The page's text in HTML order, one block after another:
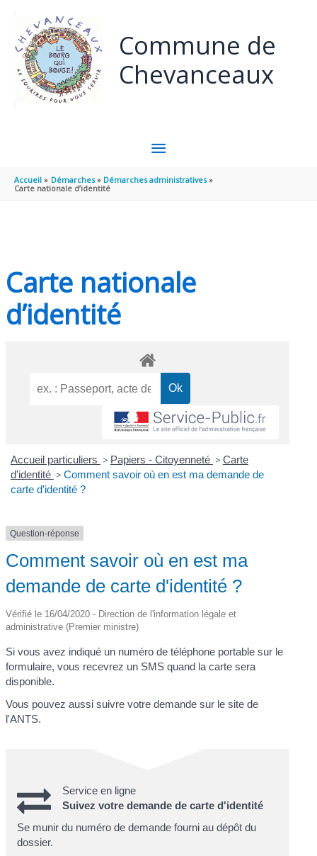
Commune de
Chevanceaux
MENU
PRINCIPAL
Accueil Démarches
Démarches administratives
Carte nationale d’identité
Carte nationale
d’identité
Accueil particuliers > Papiers - Citoyenneté > Carte
d'identité > Comment savoir où en est ma demande de
carte d'identité ?
Question-réponse
Comment savoir où en est ma
demande de carte d'identité ?
Vérifié le 16/04/2020 - Direction de l'information légale et
administrative (Premier ministre)
Si vous avez indiqué un numéro de téléphone portable sur le
formulaire, vous recevrez un SMS quand la carte sera
disponible.
Vous pouvez aussi suivre votre demande sur le site de
l'ANTS.
Service en ligne
Suivez votre demande de carte d'identité
Se munir du numéro de demande fourni au dépôt du
dossier.